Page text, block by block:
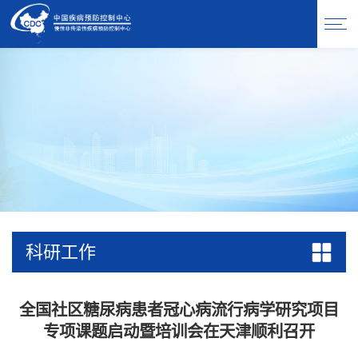
科研工作
全国社区糖尿病患者冠心病流行病学研究项目
专项课题启动暨培训会在天津顺利召开